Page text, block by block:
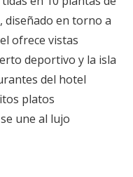
diseñado en torno a
ofrece vistas
deportivo y la isla
del hotel
platos
une al lujo